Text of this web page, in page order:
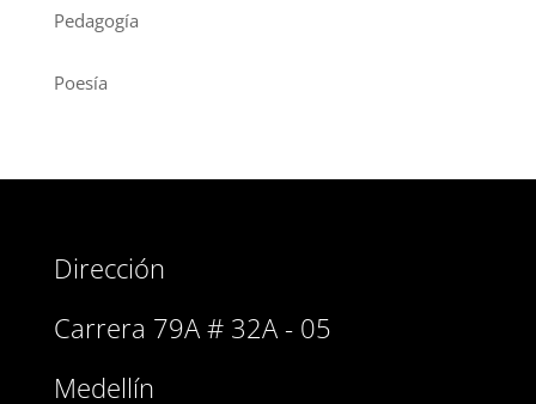
Pedagogía
Poesía
Dirección
Carrera 79A # 32A - 05
Medellín